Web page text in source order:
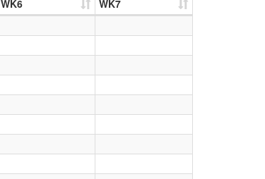
WK6 WK7